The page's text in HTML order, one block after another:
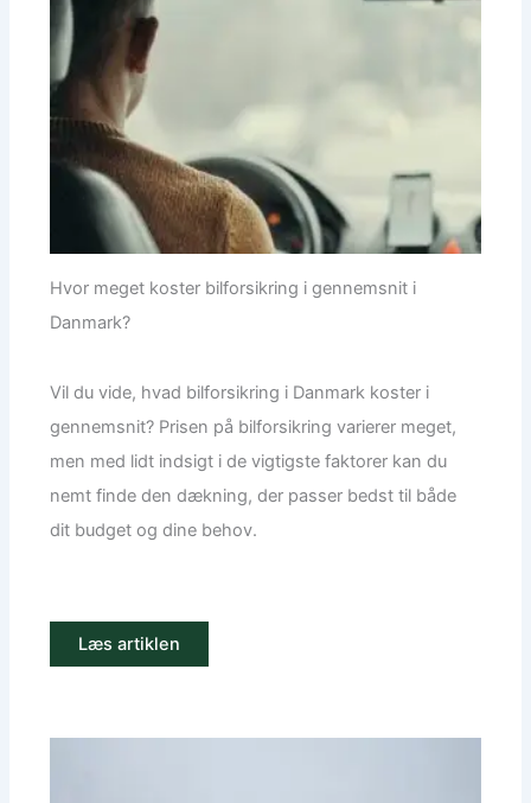
Hvor meget koster bilforsikring i gennemsnit i
Danmark?
Vil du vide, hvad bilforsikring i Danmark koster i
gennemsnit? Prisen på bilforsikring varierer meget,
men med lidt indsigt i de vigtigste faktorer kan du
nemt finde den dækning, der passer bedst til både
dit budget og dine behov.
Læs artiklen